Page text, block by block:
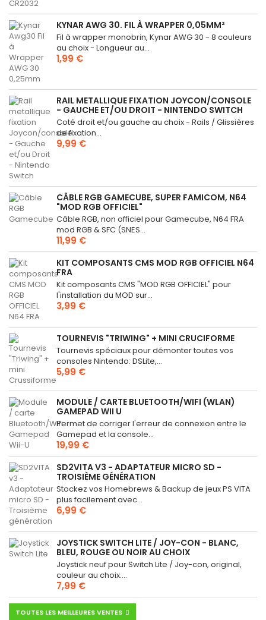
KYNAR AWG 30. FIL À WRAPPER 0,05MM²
Fil à wrapper monobrin, Kynar AWG 30 - 8 couleurs
au choix - Longueur au...
1,99 €
RAIL METALLIQUE FIXATION JOYCON/CONSOLE
- GAUCHE ET/OU DROIT - NINTENDO SWITCH
Coté droit et/ou gauche au choix - Rails / Glissières
de fixation...
9,99 €
CÂBLE RGB GAMECUBE, SUPER FAMICOM, N64
"MOD RGB OFFICIEL"
Câble RGB, non officiel pour Gamecube, N64 FRA
mod RGB & SFC (SNES...
11,99 €
KIT COMPOSANTS CMS MOD RGB OFFICIEL N64
FRA
Kit composants CMS "MOD RGB OFFICIEL" pour
l'installation du MOD sur...
3,99 €
TOURNEVIS "TRIWING" + MINI CRUCIFORME
Tournevis spéciaux pour démonter toutes vos
consoles Nintendo: DSLite,...
5,99 €
MODULE / CARTE BLUETOOTH/WIFI (WLAN)
GAMEPAD WII U
Permet de corriger l'erreur de connexion entre le
Gamepad et la console...
19,99 €
SD2VITA V3 - ADAPTATEUR MICRO SD -
TROISIÈME GÉNÉRATION
Stockez vos Homebrews & Backup de jeux PS VITA
plus facilement avec...
6,99 €
JOYSTICK SWITCH LITE / JOY-CON - BLANC,
BLEU, ROUGE OU NOIR AU CHOIX
Joystick neuf pour Switch Lite / Joy-con, original,
couleur au choix....
7,99 €
TOUTES LES MEILLEURES VENTES